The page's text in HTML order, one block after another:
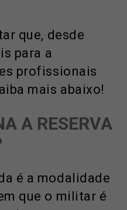
que, desde
para a
profissionais
mais abaixo!
A RESERVA
é a modalidade
que o militar é